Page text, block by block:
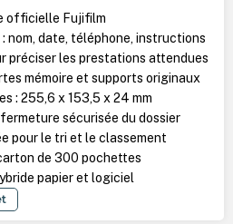
officielle Fujifilm
nom, date, téléphone, instructions
préciser les prestations attendues
mémoire et supports originaux
: 255,6 x 153,5 x 24 mm
sécurisée du dossier
pour le tri et le classement
de 300 pochettes
papier et logiciel